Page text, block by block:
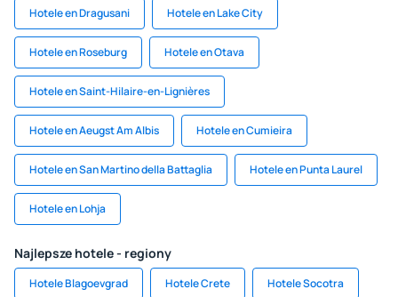
Hotele en Dragusani Hotele en Lake City
Hotele en Roseburg Hotele en Otava
Hotele en Saint-Hilaire-en-Lignières
Hotele en Aeugst Am Albis Hotele en Cumieira
Hotele en San Martino della Battaglia Hotele en Punta Laurel
Hotele en Lohja
Najlepsze hotele - regiony
Hotele Blagoevgrad Hotele Crete Hotele Socotra